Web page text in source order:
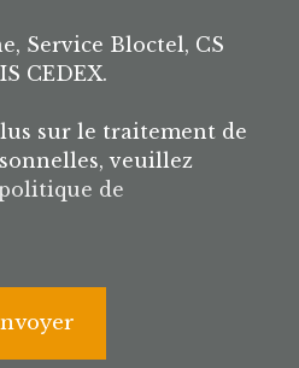
Service Bloctel, CS
CEDEX.
sur le traitement de
veuillez
de